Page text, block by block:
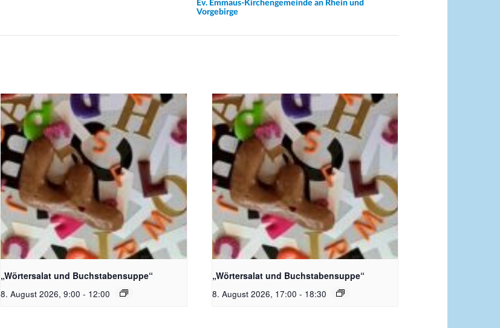
Ev. Emmaus-Kirchengemeinde an Rhein und
Vorgebirge
Bildquelle_ Pixabay Free_Christoph
Meinersmann
„Wörtersalat und Buchstabensuppe“
8. August 2026, 9:00 - 12:00
Bildquelle_ Pixabay Free_Christoph
Meinersmann
„Wörtersalat und Buchstabensuppe“
8. August 2026, 17:00 - 18:30